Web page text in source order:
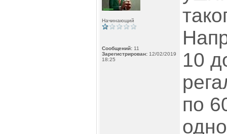
Начинающий
Сообщений: 11
Зарегистрирован: 12/02/2019
18:25
10
по